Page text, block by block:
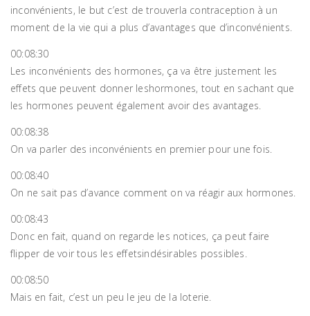
inconvénients, le but c’est de trouverla contraception à un
moment de la vie qui a plus d’avantages que d’inconvénients.
00:08:30
Les inconvénients des hormones, ça va être justement les
effets que peuvent donner leshormones, tout en sachant que
les hormones peuvent également avoir des avantages.
00:08:38
On va parler des inconvénients en premier pour une fois.
00:08:40
On ne sait pas d’avance comment on va réagir aux hormones.
00:08:43
Donc en fait, quand on regarde les notices, ça peut faire
flipper de voir tous les effetsindésirables possibles.
00:08:50
Mais en fait, c’est un peu le jeu de la loterie.